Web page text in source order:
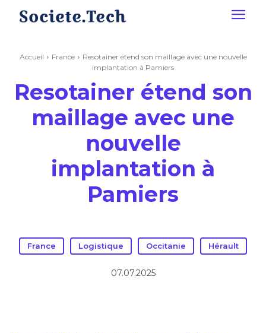
Accueil France
Resotainer étend son maillage avec une nouvelle
implantation à Pamiers
Resotainer étend son
maillage avec une
nouvelle
implantation à
Pamiers
France Logistique Occitanie Hérault
07.07.2025